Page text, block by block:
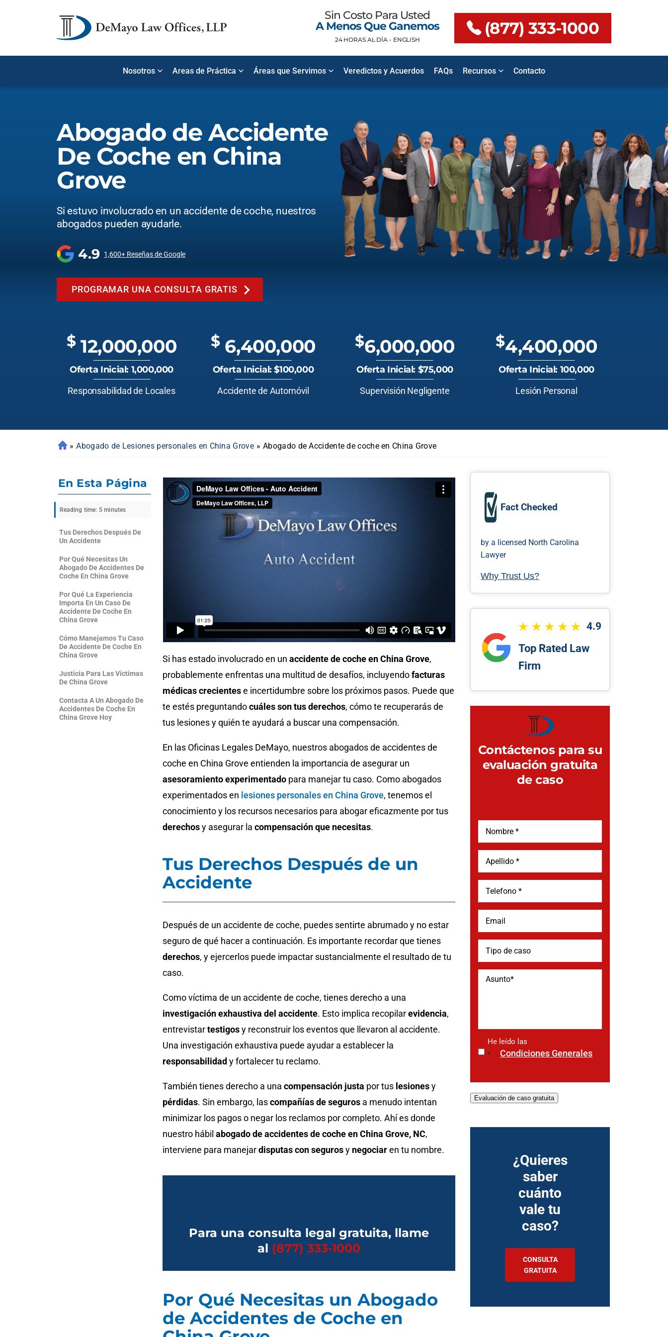
Sin Costo Para Usted
A Menos Que Ganemos
24 HORAS AL DÍA • ENGLISH
(877) 333-1000
Nosotros Areas de Práctica Áreas que Servimos Veredictos y Acuerdos FAQs Recursos Contacto
Abogado de Accidente
De Coche en China
Grove
Si estuvo involucrado en un accidente de coche, nuestros
abogados pueden ayudarle.
4.9 1,600+ Reseñas de Google
PROGRAMAR UNA CONSULTA GRATIS
$12,000,000
Oferta Inicial: 1,000,000
Responsabilidad de Locales
$6,400,000
Oferta Inicial: $100,000
Accidente de Automóvil
$6,000,000
Oferta Inicial: $75,000
Supervisión Negligente
$4,400,000
Oferta Inicial: 100,000
Lesión Personal
» Abogado de Lesiones personales en China Grove » Abogado de Accidente de coche en China Grove
En Esta Página
Reading time: 5 minutes
Tus Derechos Después De
Un Accidente
Por Qué Necesitas Un
Abogado De Accidentes De
Coche En China Grove
Por Qué La Experiencia
Importa En Un Caso De
Accidente De Coche En
China Grove
Cómo Manejamos Tu Caso
De Accidente De Coche En
China Grove
Justicia Para Las Víctimas
De China Grove
Contacta A Un Abogado De
Accidentes De Coche En
China Grove Hoy
Si has estado involucrado en un accidente de coche en China Grove,
probablemente enfrentas una multitud de desafíos, incluyendofacturas
médicas crecientese incertidumbre sobre los próximos pasos. Puede que
te estés preguntandocuáles son tus derechos, cómo te recuperarás de
tus lesiones y quién te ayudará a buscar una compensación.
En las Oficinas Legales DeMayo, nuestros abogados de accidentes de
coche en China Grove entienden la importancia de asegurar un
asesoramiento experimentado para manejar tu caso. Como abogados
experimentados en lesiones personales en China Grove, tenemos el
conocimiento y los recursos necesarios para abogar eficazmente por tus
derechosy asegurar la compensación que necesitas.
Tus Derechos Después de un
Accidente
Después de un accidente de coche, puedes sentirte abrumado y no estar
seguro de qué hacer a continuación. Es importante recordar que tienes
derechos, y ejercerlos puede impactar sustancialmente el resultado de tu
caso.
Como víctima de un accidente de coche, tienes derecho a una
investigación exhaustiva del accidente. Esto implica recopilarevidencia,
entrevistartestigosy reconstruir los eventos que llevaron al accidente.
Una investigación exhaustiva puede ayudar a establecer la
responsabilidad y fortalecer tu reclamo.
También tienes derecho a una compensación justa por tus lesionesy
pérdidas. Sin embargo, lascompañías de seguros a menudo intentan
minimizar los pagos o negar los reclamos por completo. Ahí es donde
nuestro hábil abogado de accidentes de coche en China Grove, NC,
interviene para manejardisputas con segurosy negociaren tu nombre.
Para una consulta legal gratuita, llame
al (877) 333-1000
Por Qué Necesitas un Abogado
de Accidentes de Coche en
Fact Checked
by a licensed North Carolina
Lawyer
Why Trust Us?
4.9
Top Rated Law
Firm
Contáctenos para su
evaluación gratuita
de caso
He leído las
Condiciones Generales
Evaluación de caso gratuita
¿Quieres
saber
cuánto
vale tu
caso?
CONSULTA
GRATUITA